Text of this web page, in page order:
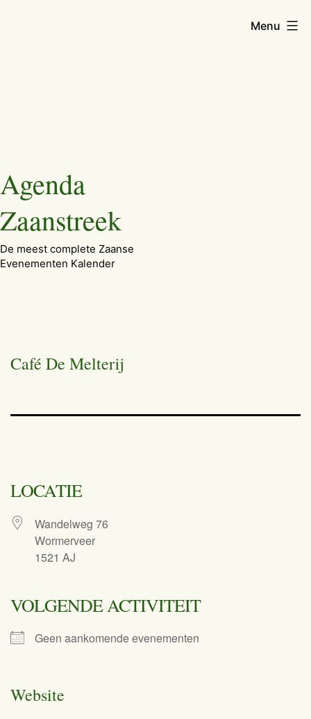
naar
de
inhoud
Agenda
Zaanstreek
De meest complete Zaanse
Evenementen Kalender
Menu
Café De Melterij
LOCATIE
Wandelweg 76
Wormerveer
1521 AJ
VOLGENDE ACTIVITEIT
Geen aankomende evenementen
Website